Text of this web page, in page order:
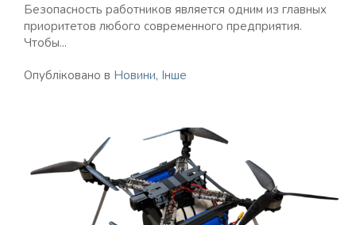
Безопасность работников является одним из главных
приоритетов любого современного предприятия.
Чтобы...
Опубліковано в Новини, Інше